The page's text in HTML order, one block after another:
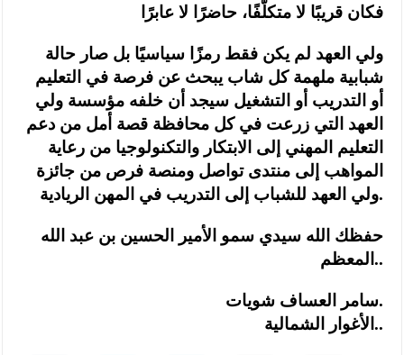
فكان قريبًا لا متكلّفًا، حاضرًا لا عابرًا
ولي العهد لم يكن فقط رمزًا سياسيًا بل صار حالة
شبابية ملهمة كل شاب يبحث عن فرصة في التعليم
أو التدريب أو التشغيل سيجد أن خلفه مؤسسة ولي
العهد التي زرعت في كل محافظة قصة أمل من دعم
التعليم المهني إلى الابتكار والتكنولوجيا من رعاية
المواهب إلى منتدى تواصل ومنصة فرص من جائزة
ولي العهد للشباب إلى التدريب في المهن الريادية.
حفظك الله سيدي سمو الأمير الحسين بن عبد الله
المعظم..
سامر العساف شويات.
الأغوار الشمالية..